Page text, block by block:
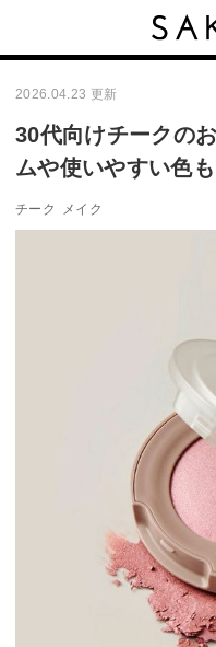
2026.04.23 更新
30代向けチークの
ムや使いやすい色
チーク メイク